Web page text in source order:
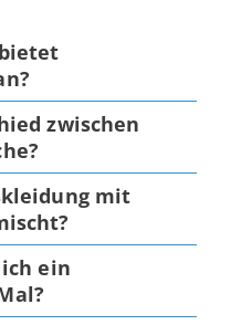
zwischen
mit
ein